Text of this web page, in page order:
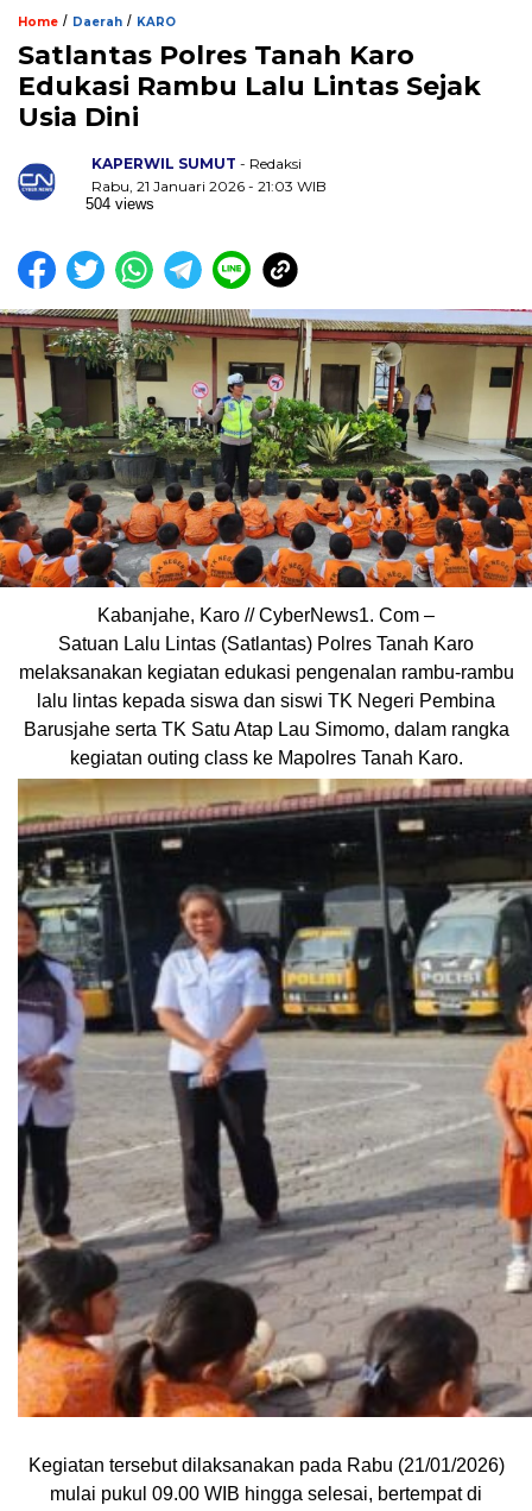
Home / Daerah / KARO
Satlantas Polres Tanah Karo
Edukasi Rambu Lalu Lintas Sejak
Usia Dini
KAPERWIL SUMUT - Redaksi
Rabu, 21 Januari 2026 - 21:03 WIB
504 views
Kabanjahe, Karo // CyberNews1. Com –
Satuan Lalu Lintas (Satlantas) Polres Tanah Karo
melaksanakan kegiatan edukasi pengenalan rambu-rambu
lalu lintas kepada siswa dan siswi TK Negeri Pembina
Barusjahe serta TK Satu Atap Lau Simomo, dalam rangka
kegiatan outing class ke Mapolres Tanah Karo.
Kegiatan tersebut dilaksanakan pada Rabu (21/01/2026)
mulai pukul 09.00 WIB hingga selesai, bertempat di